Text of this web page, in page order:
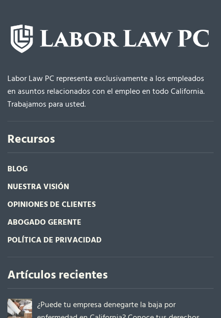
Labor Law PC representa exclusivamente a los empleados
en asuntos relacionados con el empleo en todo California.
Trabajamos para usted.
Recursos
BLOG
NUESTRA VISIÓN
OPINIONES DE CLIENTES
ABOGADO GERENTE
POLÍTICA DE PRIVACIDAD
Artículos recientes
¿Puede tu empresa denegarte la baja por